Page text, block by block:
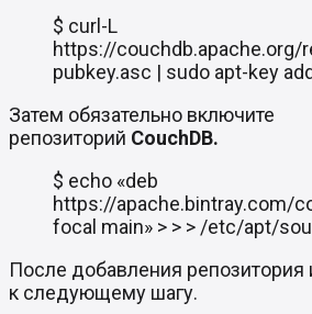
$ curl-L
https://couchdb.apache.org/
pubkey.asc | sudo apt-key
Затем обязательно включите
репозиторий CouchDB.
$ echo «deb
https://apache.bintray.com/
focal main» > > > /etc/apt/
После добавления репозитория
к следующему шагу.